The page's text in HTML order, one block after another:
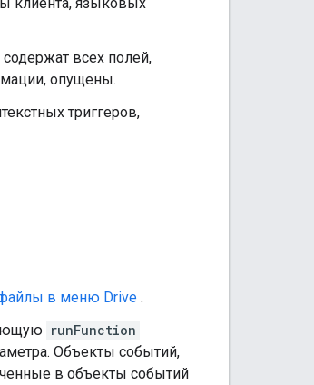
всех полей,
опущены.
триггеров,
в меню Drive .
runFunction
Объекты событий,
в объекты событий